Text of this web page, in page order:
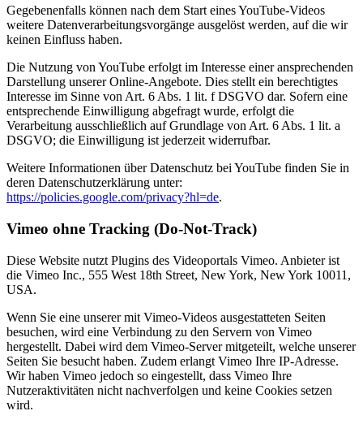
Gegebenenfalls können nach dem Start eines YouTube-Videos
weitere Datenverarbeitungsvorgänge ausgelöst werden, auf die wir
keinen Einfluss haben.
Die Nutzung von YouTube erfolgt im Interesse einer ansprechenden
Darstellung unserer Online-Angebote. Dies stellt ein berechtigtes
Interesse im Sinne von Art. 6 Abs. 1 lit. f DSGVO dar. Sofern eine
entsprechende Einwilligung abgefragt wurde, erfolgt die
Verarbeitung ausschließlich auf Grundlage von Art. 6 Abs. 1 lit. a
DSGVO; die Einwilligung ist jederzeit widerrufbar.
Weitere Informationen über Datenschutz bei YouTube finden Sie in
deren Datenschutzerklärung unter:
https://policies.google.com/privacy?hl=de.
Vimeo ohne Tracking (Do-Not-Track)
Diese Website nutzt Plugins des Videoportals Vimeo. Anbieter ist
die Vimeo Inc., 555 West 18th Street, New York, New York 10011,
USA.
Wenn Sie eine unserer mit Vimeo-Videos ausgestatteten Seiten
besuchen, wird eine Verbindung zu den Servern von Vimeo
hergestellt. Dabei wird dem Vimeo-Server mitgeteilt, welche unserer
Seiten Sie besucht haben. Zudem erlangt Vimeo Ihre IP-Adresse.
Wir haben Vimeo jedoch so eingestellt, dass Vimeo Ihre
Nutzeraktivitäten nicht nachverfolgen und keine Cookies setzen
wird.